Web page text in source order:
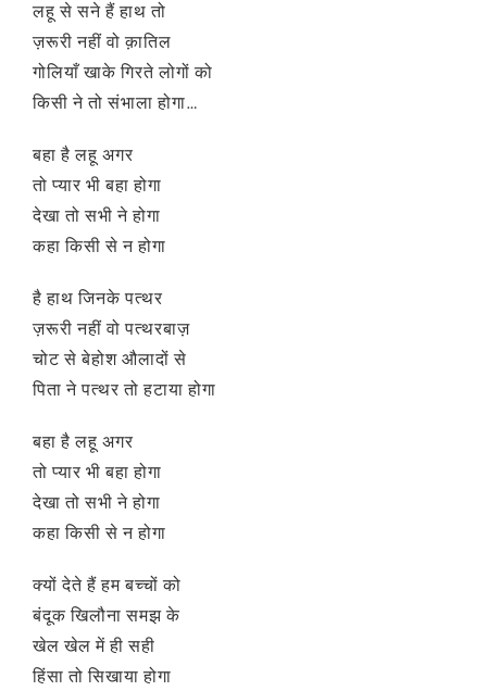
लहू से सने हैं हाथ तो
ज़रूरी नहीं वो क़ातिल
गोलियाँ खाके गिरते लोगों को
किसी ने तो संभाला होगा…
बहा है लहू अगर
तो प्यार भी बहा होगा
देखा तो सभी ने होगा
कहा किसी से न होगा
है हाथ जिनके पत्थर
ज़रूरी नहीं वो पत्थरबाज़
चोट से बेहोश औलादों से
पिता ने पत्थर तो हटाया होगा
बहा है लहू अगर
तो प्यार भी बहा होगा
देखा तो सभी ने होगा
कहा किसी से न होगा
क्यों देते हैं हम बच्चों को
बंदूक खिलौना समझ के
खेल खेल में ही सही
हिंसा तो सिखाया होगा